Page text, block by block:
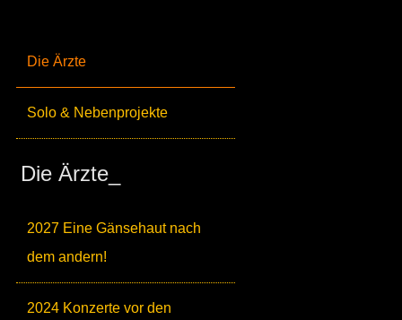
Die Ärzte
Solo & Nebenprojekte
Die Ärzte_
2027 Eine Gänsehaut nach
dem andern!
2024 Konzerte vor den